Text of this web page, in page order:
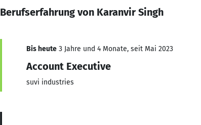
Berufserfahrung von Karanvir Singh
Bis heute 3 Jahre und 4 Monate, seit Mai 2023
Account Executive
suvi industries